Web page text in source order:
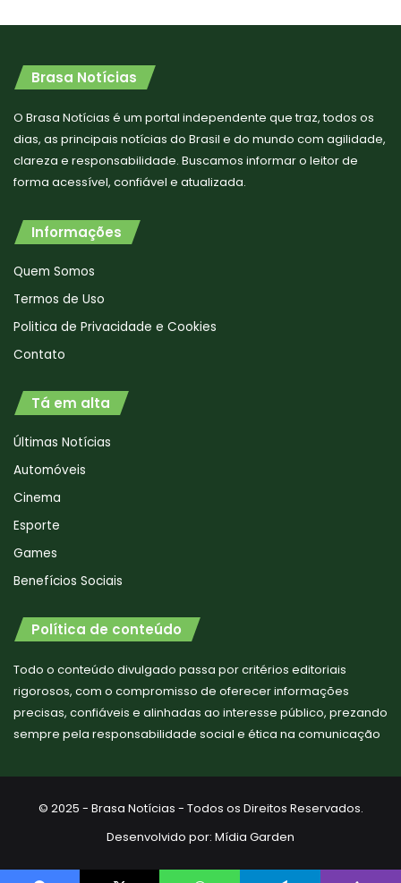
Brasa Notícias
O Brasa Notícias é um portal independente que traz, todos os
dias, as principais notícias do Brasil e do mundo com agilidade,
clareza e responsabilidade. Buscamos informar o leitor de
forma acessível, confiável e atualizada.
Informações
Quem Somos
Termos de Uso
Politica de Privacidade e Cookies
Contato
Tá em alta
Últimas Notícias
Automóveis
Cinema
Esporte
Games
Benefícios Sociais
Política de conteúdo
Todo o conteúdo divulgado passa por critérios editoriais
rigorosos, com o compromisso de oferecer informações
precisas, confiáveis e alinhadas ao interesse público, prezando
sempre pela responsabilidade social e ética na comunicação
© 2025 - Brasa Notícias - Todos os Direitos Reservados.
Desenvolvido por: Mídia Garden